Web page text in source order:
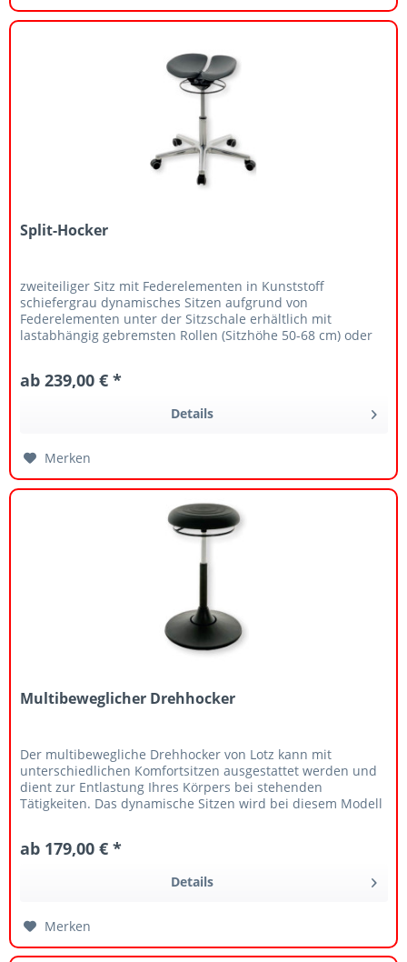
Split-Hocker
zweiteiliger Sitz mit Federelementen in Kunststoff
schiefergrau dynamisches Sitzen aufgrund von
Federelementen unter der Sitzschale erhältlich mit
lastabhängig gebremsten Rollen (Sitzhöhe 50-68 cm) oder
ab 239,00 € *
Details
Merken
Multibeweglicher Drehhocker
Der multibewegliche Drehhocker von Lotz kann mit
unterschiedlichen Komfortsitzen ausgestattet werden und
dient zur Entlastung Ihres Körpers bei stehenden
Tätigkeiten. Das dynamische Sitzen wird bei diesem Modell
ab 179,00 € *
Details
Merken